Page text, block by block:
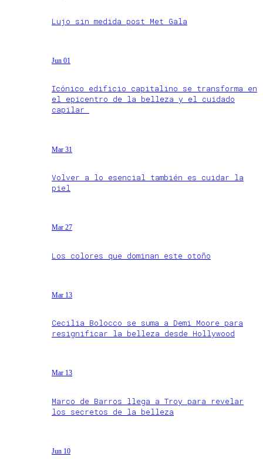
Lujo sin medida post Met Gala
Jun 01
Icónico edificio capitalino se transforma en
el epicentro de la belleza y el cuidado
capilar
Mar 31
Volver a lo esencial también es cuidar la
piel
Mar 27
Los colores que dominan este otoño
Mar 13
Cecilia Bolocco se suma a Demi Moore para
resignificar la belleza desde Hollywood
Mar 13
Marco de Barros llega a Troy para revelar
los secretos de la belleza
Jun 10